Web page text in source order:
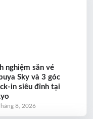
nghiệm săn vé
Sky và 3 góc
in siêu đỉnh tại
8, 2026